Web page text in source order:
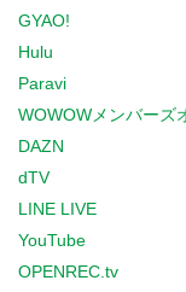
GYAO!
Hulu
Paravi
WOWOWメンバーズ
DAZN
dTV
LINE LIVE
YouTube
OPENREC.tv